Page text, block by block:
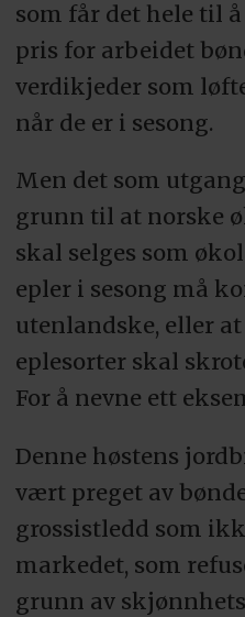
som får det hele til
pris for arbeidet
verdikjeder som
når de er i sesong.
Men det som
grunn til at norske
skal selges som
epler i sesong må
utenlandske, eller
eplesorter skal
For å nevne ett
Denne høstens
vært preget av
grossistledd som
markedet, som
grunn av